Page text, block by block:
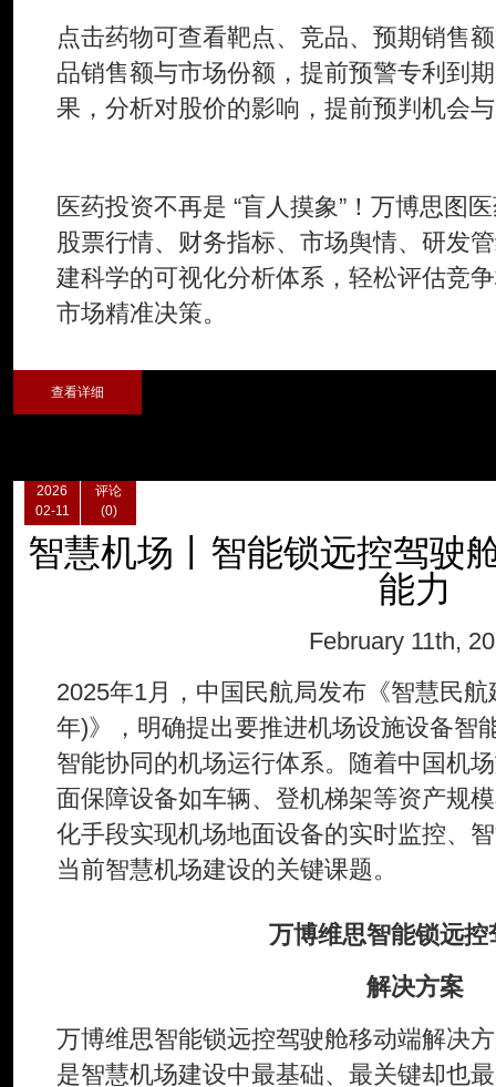
点击药物可查看靶点、竞品、预期销售
品销售额与市场份额，提前预警专利到
果，分析对股价的影响，提前预判机会
医药投资不再是 “盲人摸象”！万博思图
股票行情、财务指标、市场舆情、研发
建科学的可视化分析体系，轻松评估竞
市场精准决策。
查看详细
2026
02-11
评论
(0)
智慧机场丨智能锁远控驾驶
能力
February 11th,
2025年1月，中国民航局发布《智慧民
年)》，明确提出要推进机场设施设备智
智能协同的机场运行体系。随着中国机
面保障设备如车辆、登机梯架等资产规
化手段实现机场地面设备的实时监控、
当前智慧机场建设的关键课题。
万博维思智能锁远控
解决方案
万博维思智能锁远控驾驶舱移动端解决
是智慧机场建设中最基础、最关键却也